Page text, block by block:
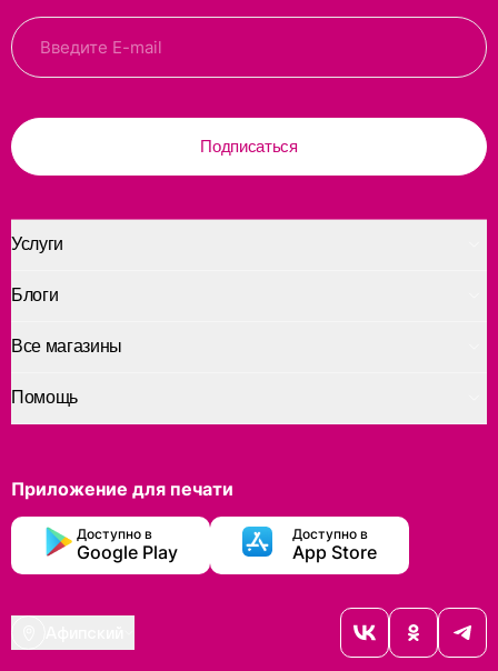
Подписаться
Услуги
Помощь
Блоги
Все магазины
Приложение для печати
Доступно в
Google Play
Доступно в
App Store